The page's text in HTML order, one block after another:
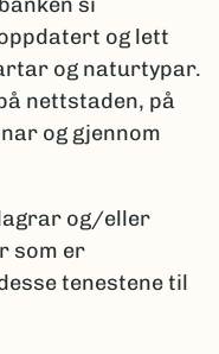
og lett
og naturtypar.
nettstaden, på
og gjennom
og/eller
som er
tenestene til